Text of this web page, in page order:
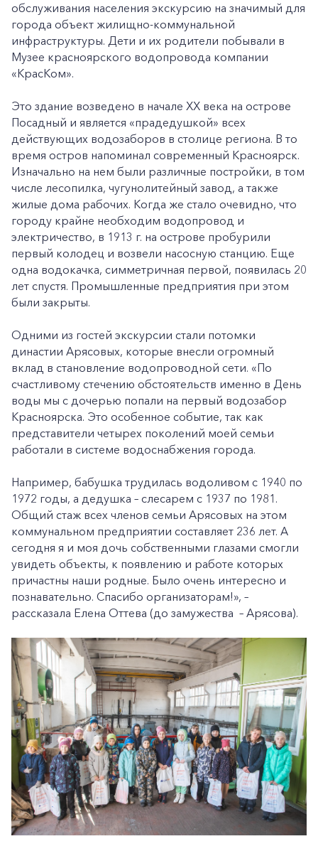
обслуживания населения экскурсию на значимый для
города объект жилищно-коммунальной
инфраструктуры. Дети и их родители побывали в
Музее красноярского водопровода компании
«КрасКом».
Это здание возведено в начале XX века на острове
Посадный и является «прадедушкой» всех
действующих водозаборов в столице региона. В то
время остров напоминал современный Красноярск.
Изначально на нем были различные постройки, в том
числе лесопилка, чугунолитейный завод, а также
жилые дома рабочих. Когда же стало очевидно, что
городу крайне необходим водопровод и
электричество, в 1913 г. на острове пробурили
первый колодец и возвели насосную станцию. Еще
одна водокачка, симметричная первой, появилась 20
лет спустя. Промышленные предприятия при этом
были закрыты.
Одними из гостей экскурсии стали потомки
династии Арясовых, которые внесли огромный
вклад в становление водопроводной сети. «По
счастливому стечению обстоятельств именно в День
воды мы с дочерью попали на первый водозабор
Красноярска. Это особенное событие, так как
представители четырех поколений моей семьи
работали в системе водоснабжения города.
Например, бабушка трудилась водоливом с 1940 по
1972 годы, а дедушка – слесарем с 1937 по 1981.
Общий стаж всех членов семьи Арясовых на этом
коммунальном предприятии составляет 236 лет. А
сегодня я и моя дочь собственными глазами смогли
увидеть объекты, к появлению и работе которых
причастны наши родные. Было очень интересно и
познавательно. Спасибо организаторам!», –
рассказала Елена Оттева (до замужества – Арясова).